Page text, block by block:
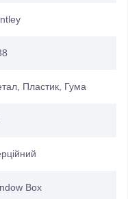
Пластик, Гума
Box